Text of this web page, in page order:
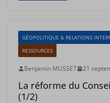
GÉOPOLITIQUE & RELATIONS
RESSOURCES
Benjamin MUSSET 21
La réforme du
(1/2)